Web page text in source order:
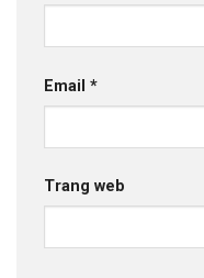
Email *
Trang web